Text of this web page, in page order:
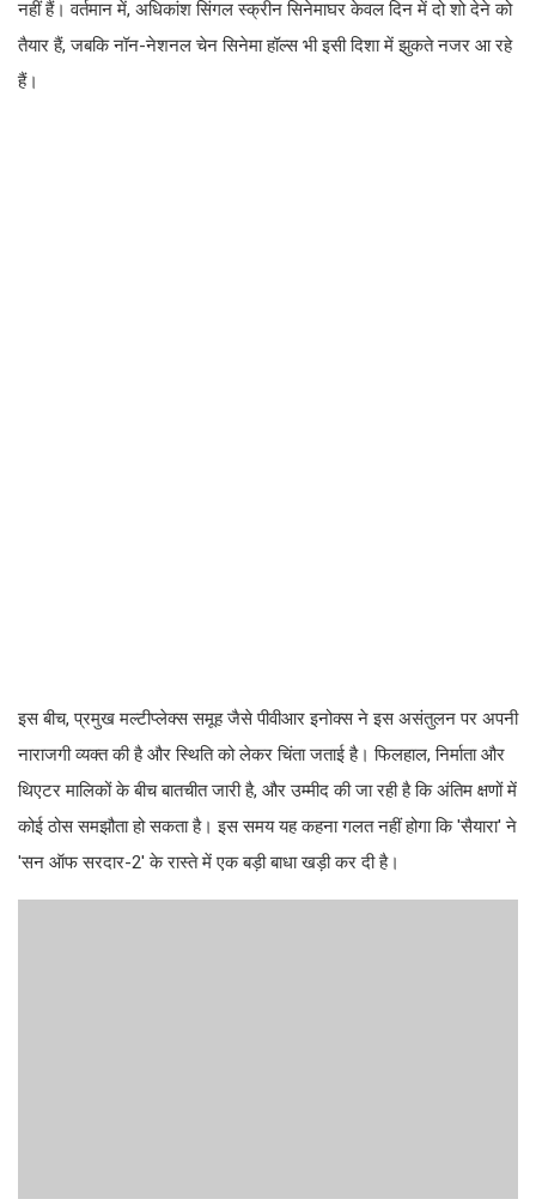
नहीं हैं। वर्तमान में, अधिकांश सिंगल स्क्रीन सिनेमाघर केवल दिन में दो शो देने को
तैयार हैं, जबकि नॉन-नेशनल चेन सिनेमा हॉल्स भी इसी दिशा में झुकते नजर आ रहे
हैं।
इस बीच, प्रमुख मल्टीप्लेक्स समूह जैसे पीवीआर इनोक्स ने इस असंतुलन पर अपनी
नाराजगी व्यक्त की है और स्थिति को लेकर चिंता जताई है। फिलहाल, निर्माता और
थिएटर मालिकों के बीच बातचीत जारी है, और उम्मीद की जा रही है कि अंतिम क्षणों में
कोई ठोस समझौता हो सकता है। इस समय यह कहना गलत नहीं होगा कि 'सैयारा' ने
'सन ऑफ सरदार-2' के रास्ते में एक बड़ी बाधा खड़ी कर दी है।